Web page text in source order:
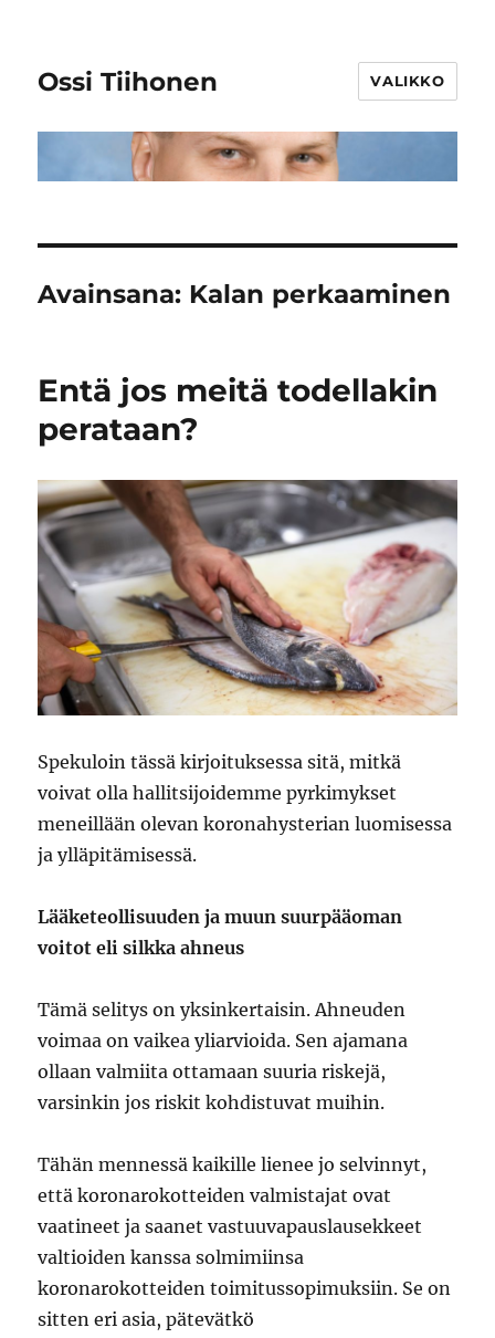
Ossi Tiihonen VALIKKO
Avainsana: Kalan perkaaminen
Entä jos meitä todellakin
perataan?
Spekuloin tässä kirjoituksessa sitä, mitkä
voivat olla hallitsijoidemme pyrkimykset
meneillään olevan koronahysterian luomisessa
ja ylläpitämisessä.
Lääketeollisuuden ja muun suurpääoman
voitot eli silkka ahneus
Tämä selitys on yksinkertaisin. Ahneuden
voimaa on vaikea yliarvioida. Sen ajamana
ollaan valmiita ottamaan suuria riskejä,
varsinkin jos riskit kohdistuvat muihin.
Tähän mennessä kaikille lienee jo selvinnyt,
että koronarokotteiden valmistajat ovat
vaatineet ja saanet vastuuvapauslausekkeet
valtioiden kanssa solmimiinsa
koronarokotteiden toimitussopimuksiin. Se on
sitten eri asia, pätevätkö